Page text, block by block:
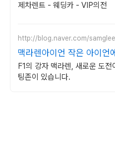
제차렌트 - 웨딩카 - VIP의전
http://blog.naver.com/samglee
맥라렌아이언 작은 아이언
F1의 강자 맥라렌, 새로운 도전
팅존이 있습니다.